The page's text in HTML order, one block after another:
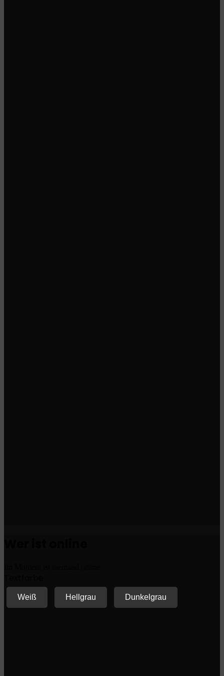
Weiß Hellgrau Dunkelgrau